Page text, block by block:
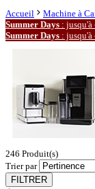
Accueil Machine à
Summer Days : jusqu'à
Summer Days : jusqu'à
246 Produit(s)
Trier par
FILTRER